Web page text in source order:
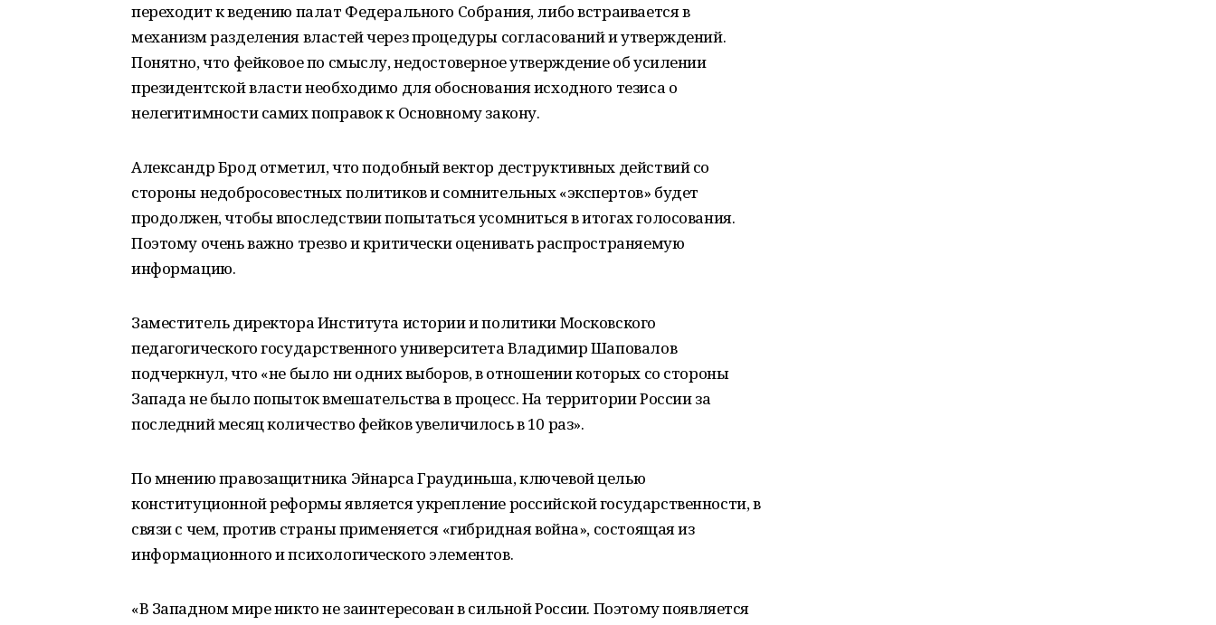
переходит к ведению палат Федерального Собрания, либо встраивается в
механизм разделения властей через процедуры согласований и утверждений.
Понятно, что фейковое по смыслу, недостоверное утверждение об усилении
президентской власти необходимо для обоснования исходного тезиса о
нелегитимности самих поправок к Основному закону.
Александр Брод отметил, что подобный вектор деструктивных действий со
стороны недобросовестных политиков и сомнительных «экспертов» будет
продолжен, чтобы впоследствии попытаться усомниться в итогах голосования.
Поэтому очень важно трезво и критически оценивать распространяемую
информацию.
Заместитель директора Института истории и политики Московского
педагогического государственного университета Владимир Шаповалов
подчеркнул, что «не было ни одних выборов, в отношении которых со стороны
Запада не было попыток вмешательства в процесс. На территории России за
последний месяц количество фейков увеличилось в 10 раз».
По мнению правозащитника Эйнарса Граудиньша, ключевой целью
конституционной реформы является укрепление российской государственности, в
связи с чем, против страны применяется «гибридная война», состоящая из
информационного и психологического элементов.
«В Западном мире никто не заинтересован в сильной России. Поэтому появляется